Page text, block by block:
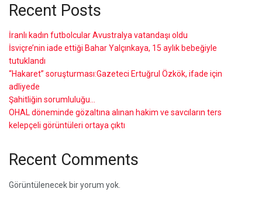
Recent Posts
İranlı kadın futbolcular Avustralya vatandaşı oldu
İsviçre’nin iade ettiği Bahar Yalçınkaya, 15 aylık bebeğiyle
tutuklandı
“Hakaret” soruşturması:Gazeteci Ertuğrul Özkök, ifade için
adliyede
Şahitliğin sorumluluğu…
OHAL döneminde gözaltına alınan hakim ve savcıların ters
kelepçeli görüntüleri ortaya çıktı
Recent Comments
Görüntülenecek bir yorum yok.